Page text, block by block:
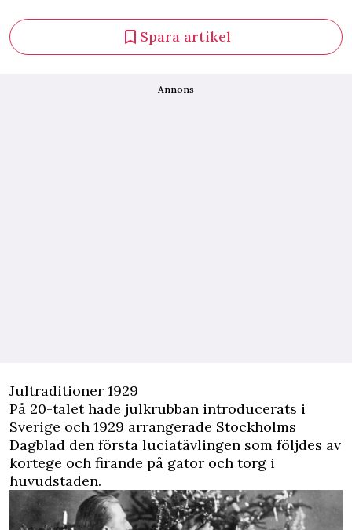
Spara artikel
Annons
Jultraditioner 1929
På 20-talet hade julkrubban introducerats i
Sverige och 1929 arrangerade Stockholms
Dagblad den första luciatävlingen som följdes av
kortege och firande på gator och torg i
huvudstaden.